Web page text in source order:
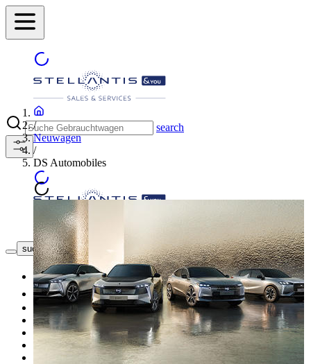
search
suche button - icon Händler finden
Neuwagen
Gebrauchtwagen
Top Angebote
Unsere Marken
Werkstatt
Fahrzeug verkaufen
/
Neuwagen
/
DS Automobiles